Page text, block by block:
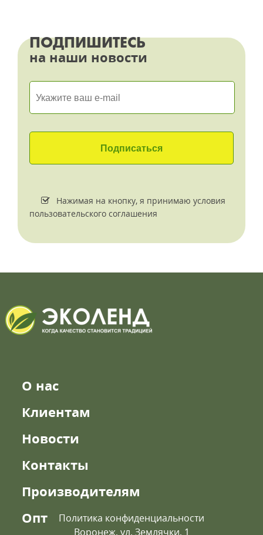
ПОДПИШИТЕСЬ
на наши новости
Нажимая на кнопку, я принимаю условия
пользовательского соглашения
О нас
Клиентам
Новости
Контакты
Производителям
Опт
Политика конфиденциальности
Воронеж, ул. Землячки, 1